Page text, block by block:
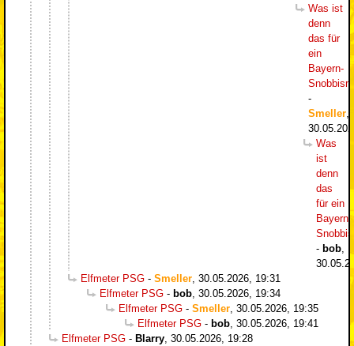
Was ist
denn
das für
ein
Bayern-
-
Smeller
Was
ist
denn
das
für ein
Bayern-
- bob
Elfmeter PSG - Smeller 30.05.2026, 19:31
Elfmeter PSG - bob 30.05.2026, 19:34
Elfmeter PSG - Smeller 30.05.2026, 19:35
Elfmeter PSG - bob 30.05.2026, 19:41
Elfmeter PSG - Blarry 30.05.2026, 19:28